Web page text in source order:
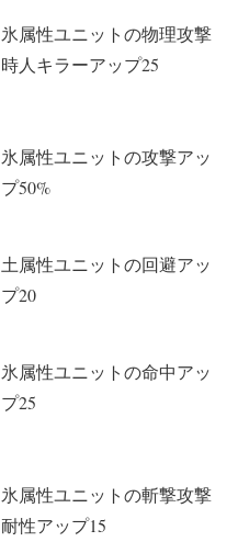
氷属性ユニットの物理攻撃
時人キラーアップ25
氷属性ユニットの攻撃アッ
プ50%
土属性ユニットの回避アッ
プ20
氷属性ユニットの命中アッ
プ25
氷属性ユニットの斬撃攻撃
耐性アップ15